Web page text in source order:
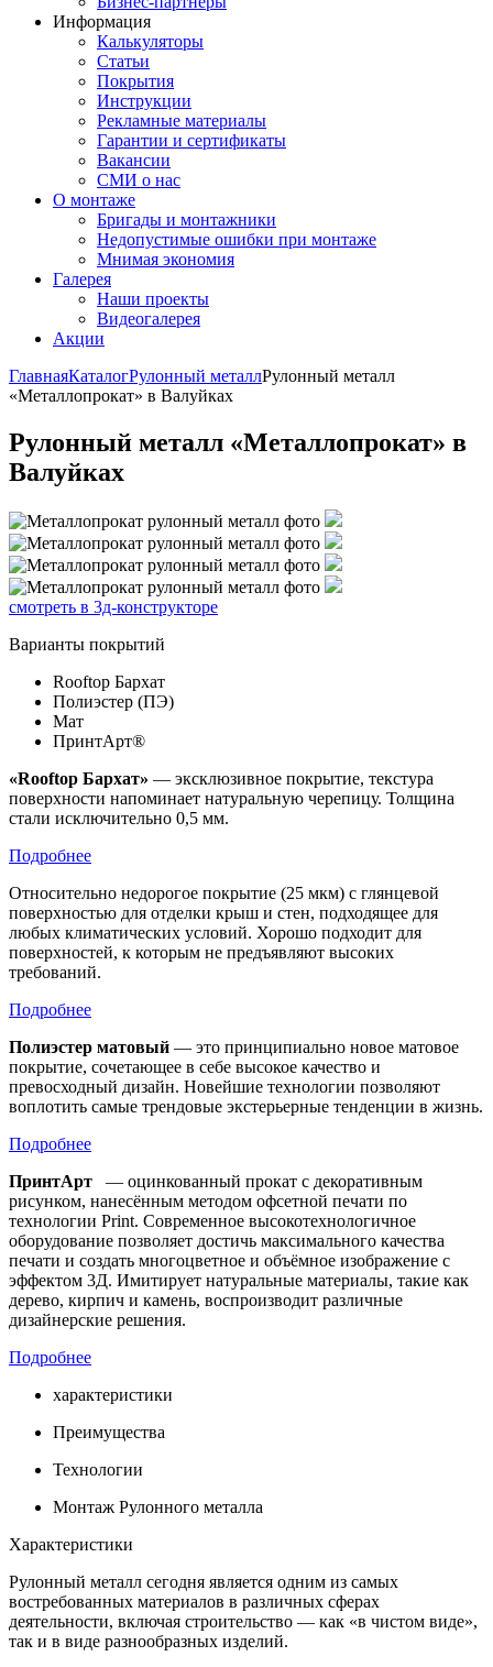
Информация
Калькуляторы
Статьи
Покрытия
Инструкции
Рекламные материалы
Гарантии и сертификаты
Вакансии
СМИ о нас
О монтаже
Бригады и монтажники
Недопустимые ошибки при монтаже
Мнимая экономия
Галерея
Наши проекты
Видеогалерея
Акции
ГлавнаяКаталогРулонный металлРулонный металл
«Металлопрокат» в Валуйках
Рулонный металл «Металлопрокат» в
Валуйках
смотреть в 3д-конструкторе
Варианты покрытий
Rooftop Бархат
Полиэстер (ПЭ)
Мат
ПринтАрт®
«Rooftop Бархат» — эксклюзивное покрытие, текстура
поверхности напоминает натуральную черепицу. Толщина
стали исключительно 0,5 мм.
Подробнее
Относительно недорогое покрытие (25 мкм) с глянцевой
поверхностью для отделки крыш и стен, подходящее для
любых климатических условий. Хорошо подходит для
поверхностей, к которым не предъявляют высоких
требований.
Подробнее
Полиэстер матовый — это принципиально новое матовое
покрытие, сочетающее в себе высокое качество и
превосходный дизайн. Новейшие технологии позволяют
воплотить самые трендовые экстерьерные тенденции в жизнь.
Подробнее
ПринтАрт
— оцинкованный прокат с декоративным
рисунком, нанесённым методом офсетной печати по
технологии Print. Современное высокотехнологичное
оборудование позволяет достичь максимального качества
печати и создать многоцветное и объёмное изображение с
эффектом 3Д. Имитирует натуральные материалы, такие как
дерево, кирпич и камень, воспроизводит различные
дизайнерские решения.
Подробнее
характеристики
Преимущества
Технологии
Монтаж Рулонного металла
Характеристики
Рулонный металл сегодня является одним из самых
востребованных материалов в различных сферах
деятельности, включая строительство — как «в чистом виде»,
так и в виде разнообразных изделий.